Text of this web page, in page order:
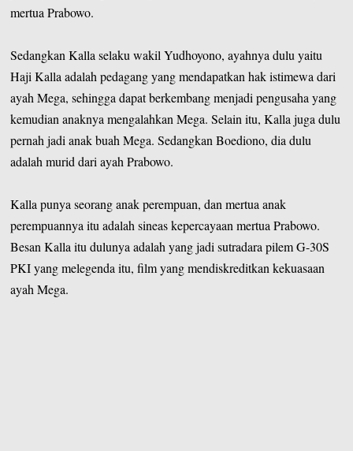
mertua Prabowo.
Sedangkan Kalla selaku wakil Yudhoyono, ayahnya dulu yaitu
Haji Kalla adalah pedagang yang mendapatkan hak istimewa dari
ayah Mega, sehingga dapat berkembang menjadi pengusaha yang
kemudian anaknya mengalahkan Mega. Selain itu, Kalla juga dulu
pernah jadi anak buah Mega. Sedangkan Boediono, dia dulu
adalah murid dari ayah Prabowo.
Kalla punya seorang anak perempuan, dan mertua anak
perempuannya itu adalah sineas kepercayaan mertua Prabowo.
Besan Kalla itu dulunya adalah yang jadi sutradara pilem G-30S
PKI yang melegenda itu, film yang mendiskreditkan kekuasaan
ayah Mega.